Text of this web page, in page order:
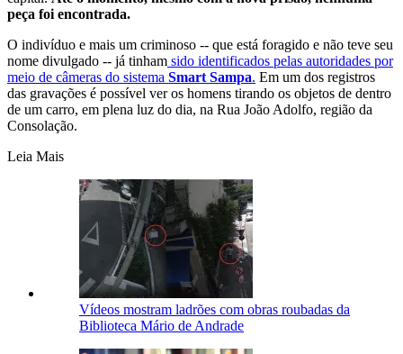
peça foi encontrada.
O indivíduo e mais um criminoso -- que está foragido e não teve seu
nome divulgado -- já tinham sido identificados pelas autoridades por
meio de câmeras do sistema Smart Sampa. Em um dos registros
das gravações é possível ver os homens tirando os objetos de dentro
de um carro, em plena luz do dia, na Rua João Adolfo, região da
Consolação.
Leia Mais
Vídeos mostram ladrões com obras roubadas da
Biblioteca Mário de Andrade